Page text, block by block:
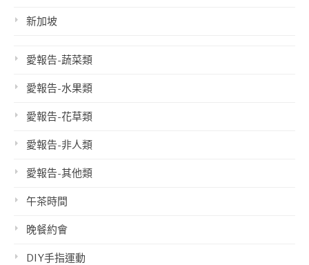
新加坡
愛報告-蔬菜類
愛報告-水果類
愛報告-花草類
愛報告-非人類
愛報告-其他類
午茶時間
晚餐約會
DIY手指運動